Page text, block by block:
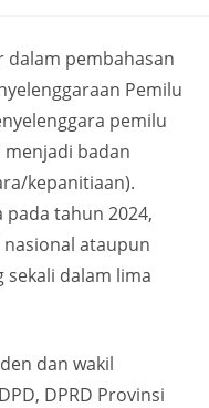
dalam pembahasan
Pemilu
pemilu
menjadi badan
kepanitiaan).
pada tahun 2024,
ataupun
sekali dalam lima
dan wakil
DPRD Provinsi